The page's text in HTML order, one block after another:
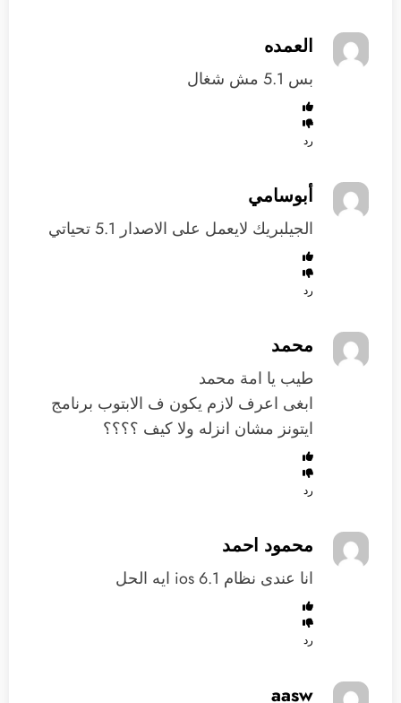
العمده
بس 5.1 مش شغال
رد
أبوسامي
الجيلبريك لايعمل على الاصدار 5.1 تحياتي
رد
محمد
طيب يا امة محمد
ابغى اعرف لازم يكون ف الابتوب برنامج
ايتونز مشان انزله ولا كيف ؟؟؟؟
رد
محمود احمد
انا عندى نظام ios 6.1 ايه الحل
رد
aasw